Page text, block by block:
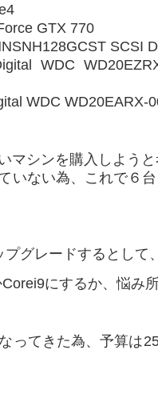
GTX 770
SCSI
WDC
WDC WD20EARX-
マシンを購入しよう
いない為、これで６
プグレードするとして
にするか、悩み
ってきた為、予算は